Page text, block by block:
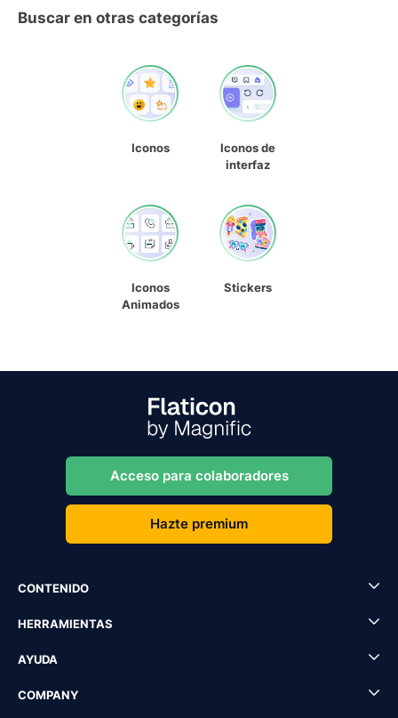
Buscar en otras categorías
Iconos
Iconos de
interfaz
Iconos
Animados
Stickers
Acceso para colaboradores
Hazte premium
CONTENIDO
HERRAMIENTAS
AYUDA
COMPANY